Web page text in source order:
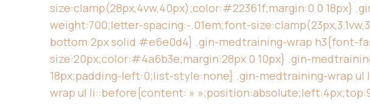
size:clamp(28px,4vw,40px);color:#22361f;margin:0 0 18px}
weight:700;letter-spacing:-.01em;font-
bottom:2px solid #e6e0d4} .gin-medtraining-wrap h3{font-
size:20px;color:#4a6b3e;margin:28px 0 10px} .gin-
18px;padding-left:0;list-style:none} .gin-medtraining-wrap
wrap ul li::before{content: »